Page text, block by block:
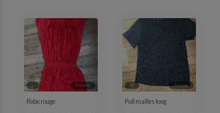
L femme
Robe rouge
M femme
Pull mailles long